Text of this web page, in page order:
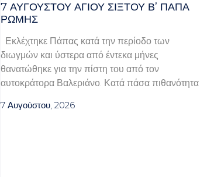
7 ΑΥΓΟΥΣΤΟΥ ΑΓΙΟΥ ΣΙΞΤΟΥ Β’ ΠΑΠΑ
ΡΩΜΗΣ
Εκλέχτηκε Πάπας κατά την περίοδο των
διωγμών και ύστερα από έντεκα μήνες
θανατώθηκε για την πίστη του από τον
αυτοκράτορα Βαλεριάνο. Κατά πάσα πιθανότητα
7 Αυγούστου, 2026